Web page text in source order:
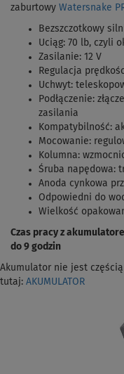
zaburtowy Watersnake
Bezszczotkowy
Uciąg: 70 lb, czyli
Zasilanie: 12 V
Regulacja
Uchwyt:
Podłączenie:
zasilania
Kompatybilność:
Mocowanie:
Kolumna:
Śruba napędowa:
Anoda cynkowa
Odpowiedni do
Wielkość
Czas pracy z
do 9 godzin
Akumulator nie jest
tutaj: AKUMULATOR